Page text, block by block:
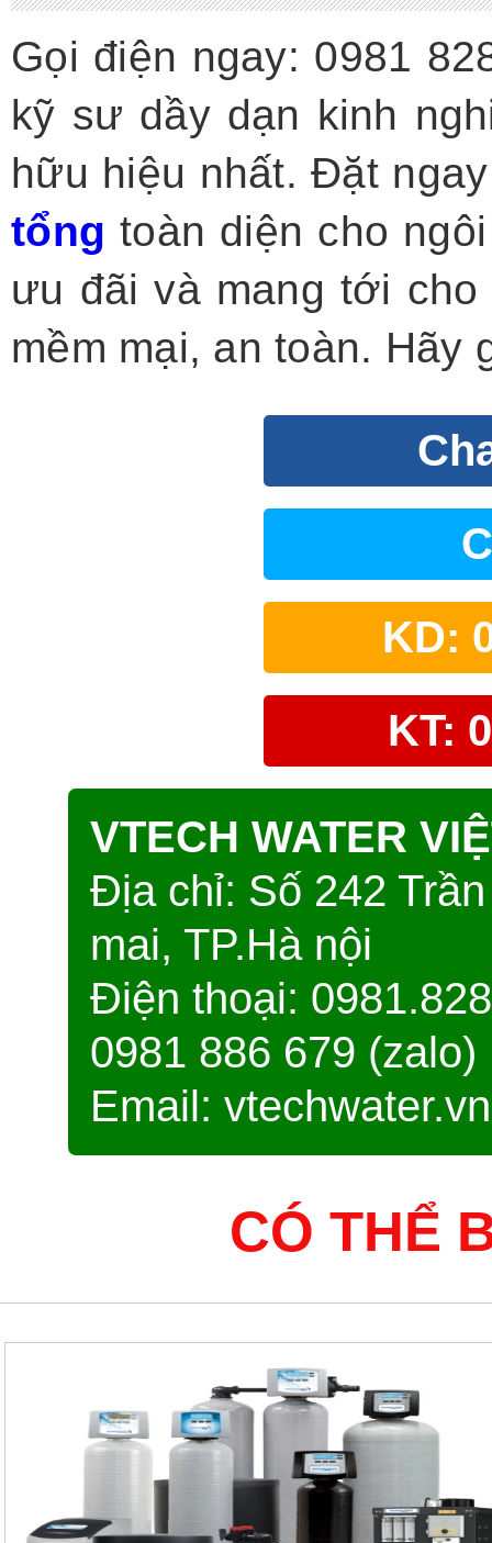
Gọi điện ngay: 0981
kỹ sư dầy dạn kinh
hữu hiệu nhất. Đặt
tổng toàn diện cho
ưu đãi và mang tới
mềm mại, an toàn. Hãy
KD:
KT:
VTECH WATER
Địa chỉ: Số 242
mai, TP.Hà nội
Điện thoại:
0981 886 679 (zalo)
Email:
CÓ THỂ